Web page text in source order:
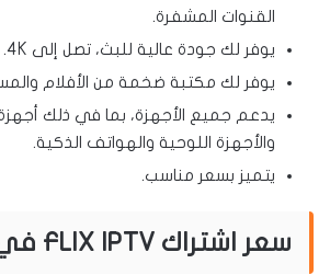
القنوات المشفرة.
يوفر لك جودة عالية للبث، تصل إلى 4K.
يوفر لك مكتبة ضخمة من الأفلام
يدعم جميع الأجهزة، بما في ذلك أجهزة
والأجهزة اللوحية والهواتف الذكية.
يتميز بسعر مناسب.
سعر اشتراك FLIX IPTV في الكويت